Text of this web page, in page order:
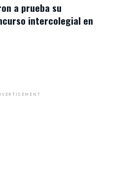
a prueba su
intercolegial en